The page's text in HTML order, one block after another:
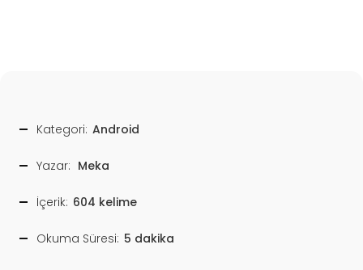
Kategori: Android
Yazar: Meka
İçerik: 604 kelime
Okuma Süresi: 5 dakika